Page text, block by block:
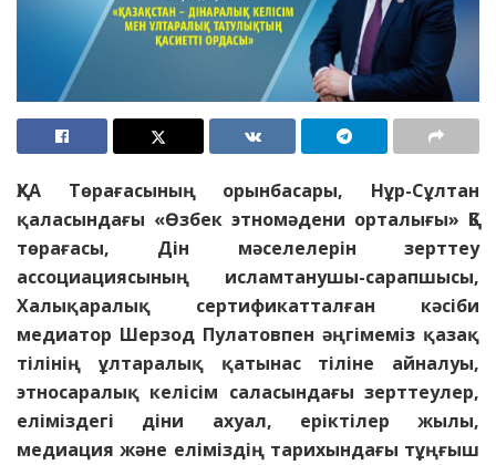
ҚХА Төрағасының орынбасары, Нұр-Сұлтан
қаласындағы «Өзбек этномәдени орталығы» ҚБ
төрағасы, Дін мәселелерін зерттеу
ассоциациясының исламтанушы-сарапшысы,
Халықаралық сертификатталған кәсіби
медиатор Шерзод Пулатовпен әңгімеміз қазақ
тілінің ұлтаралық қатынас тіліне айналуы,
этносаралық келісім саласындағы зерттеулер,
еліміздегі діни ахуал, еріктілер жылы,
медиация және еліміздің тарихындағы тұңғыш